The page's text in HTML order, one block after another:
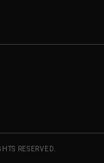
RESERVED.